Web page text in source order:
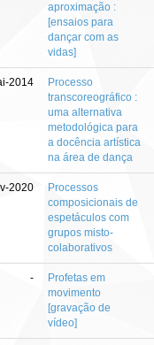
aproximação :
[ensaios para
dançar com as
vidas]
2014
Processo
transcoreográfico :
uma alternativa
metodológica para
a docência artística
na área de dança
2020
Processos
composicionais de
espetáculos com
grupos misto-
colaborativos
-
Profetas em
movimento
[gravação de
vídeo]